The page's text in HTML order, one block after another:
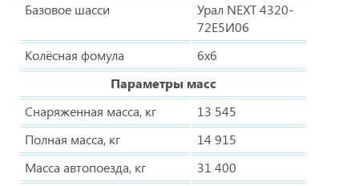
Базовое шасси
Урал NEXT 4320-
72Е5И06
Колёсная фомула
6х6
Параметры масс
Снаряженная масса, кг
13 545
Полная масса, кг
14 915
Масса автопоезда, кг
31 400